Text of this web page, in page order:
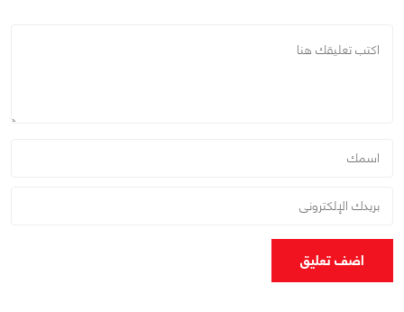
اضف تعليق